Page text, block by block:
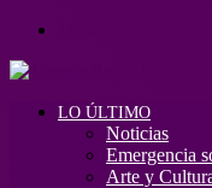
LO ÚLTIMO
Noticias
Emergencia
Arte y